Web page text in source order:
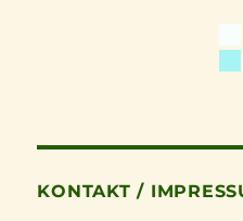
KONTAKT /